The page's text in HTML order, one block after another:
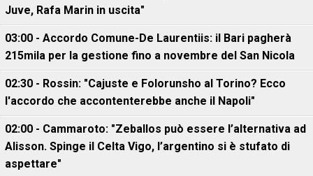
Juve, Rafa Marin in uscita"
03:00 - Accordo Comune-De Laurentiis: il Bari pagherà
215mila per la gestione fino a novembre del San Nicola
02:30 - Rossin: "Cajuste e Folorunsho al Torino? Ecco
l'accordo che accontenterebbe anche il Napoli"
02:00 - Cammaroto: "Zeballos può essere l’alternativa ad
Alisson. Spinge il Celta Vigo, l’argentino si è stufato di
aspettare"